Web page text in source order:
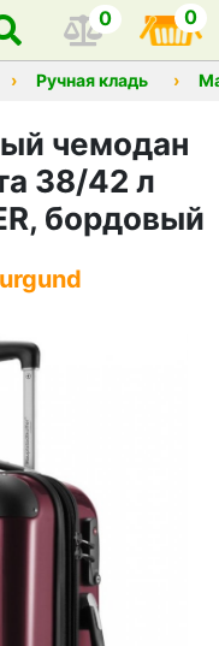
0 0
Ручная кладь
чемодан
38/42 л
бордовый